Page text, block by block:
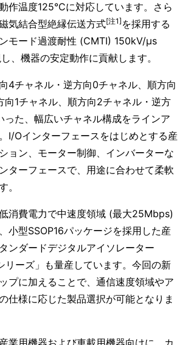
作温度125°Cに対応しています。さら
気結合型絶縁伝送方式[注1] を採用する
モード過渡耐性 (CMTI) 150kV/μs
、機器の安定動作に貢献します。
4チャネル・逆方向0チャネル、順方向
向1チャネル、順方向2チャネル・逆方
った、幅広いチャネル構成をラインア
I/Oインターフェースをはじめとする産
ョン、モーター制御、インバーターな
ターフェースで、用途に合わせて柔軟
。
消費電力で中速度領域 (最大25Mbps)
小型SSOP16パッケージを採用した産
ンダードデジタルアイソレーター
リーズ」も量産しています。今回の新
プに加えることで、通信速度領域やア
仕様に応じた製品選択が可能となりま
業用機器および車載用機器向けに、カ